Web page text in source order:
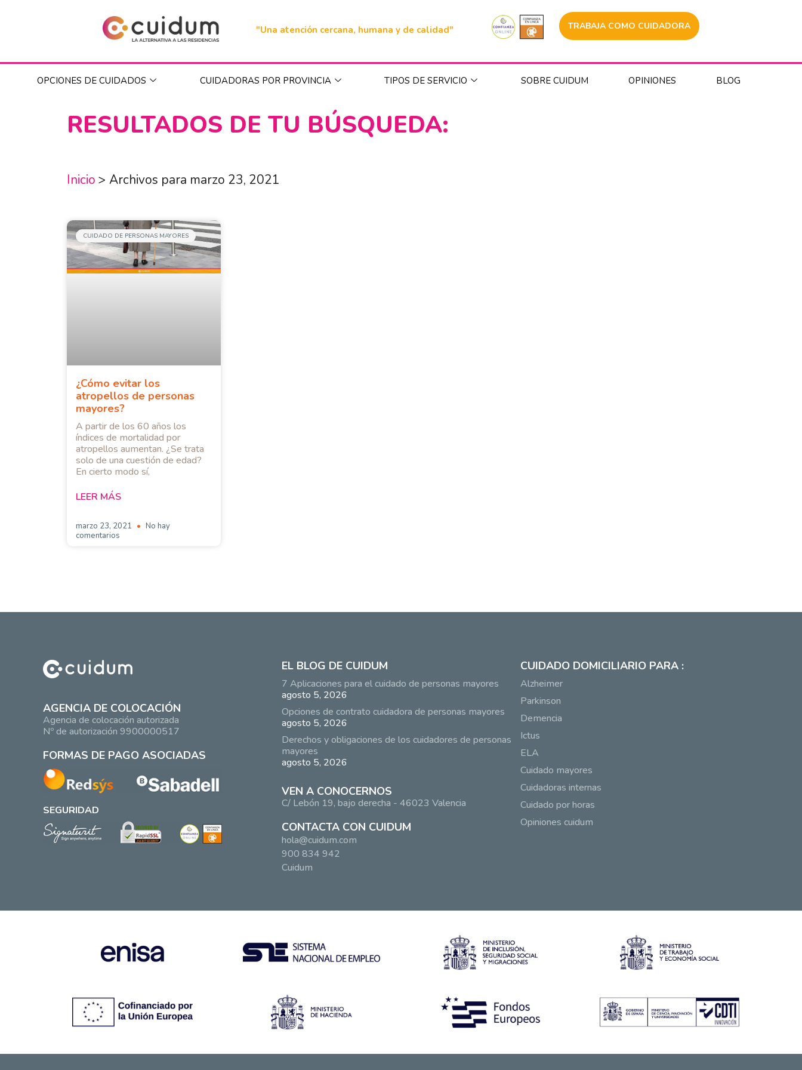
"Una atención cercana, humana y de calidad" TRABAJA COMO CUIDADORA
OPCIONES DE CUIDADOS CUIDADORAS POR PROVINCIA TIPOS DE SERVICIO SOBRE CUIDUM OPINIONES BLOG
RESULTADOS DE TU BÚSQUEDA:
Inicio > Archivos para marzo 23, 2021
CUIDADO DE PERSONAS MAYORES
¿Cómo evitar los
atropellos de personas
mayores?
A partir de los 60 años los
índices de mortalidad por
atropellos aumentan. ¿Se trata
solo de una cuestión de edad?
En cierto modo sí,
LEER MÁS
marzo 23, 2021
No hay
comentarios
AGENCIA DE COLOCACIÓN
Agencia de colocación autorizada
Nº de autorización 9900000517
FORMAS DE PAGO ASOCIADAS
SEGURIDAD
EL BLOG DE CUIDUM
7 Aplicaciones para el cuidado de personas mayores
agosto 5, 2026
Opciones de contrato cuidadora de personas mayores
agosto 5, 2026
Derechos y obligaciones de los cuidadores de personas
mayores
agosto 5, 2026
VEN A CONOCERNOS
C/ Lebón 19, bajo derecha - 46023 Valencia
CONTACTA CON CUIDUM
hola@cuidum.com
900 834 942
Cuidum
CUIDADO DOMICILIARIO PARA :
Alzheimer
Parkinson
Demencia
Ictus
ELA
Cuidado mayores
Cuidadoras internas
Cuidado por horas
Opiniones cuidum